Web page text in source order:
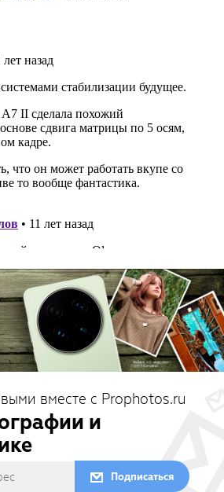
вместе с Prophotos.ru
и
Подписаться